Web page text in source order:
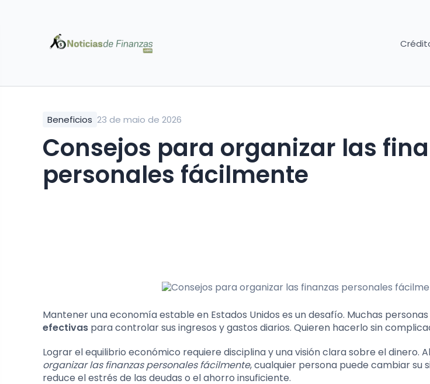
Beneficios 23 de maio de 2026
Consejos para organizar las
personales fácilmente
Mantener una economía estable en Estados Unidos es un desafío. Muchas
efectivas para controlar sus ingresos y gastos diarios. Quieren hacerlo sin
Lograr el equilibrio económico requiere disciplina y una visión clara sobre el dinero.
organizar las finanzas personales fácilmente, cualquier persona puede cambiar su
reduce el estrés de las deudas o el ahorro insuficiente.